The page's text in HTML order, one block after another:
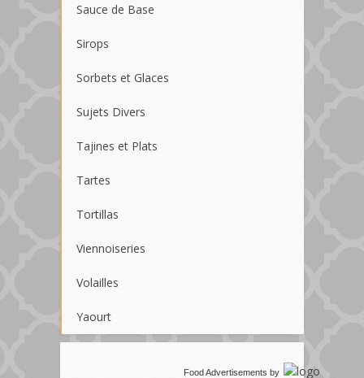
Sauce de Base
Sirops
Sorbets et Glaces
Sujets Divers
Tajines et Plats
Tartes
Tortillas
Viennoiseries
Volailles
Yaourt
Food Advertisements by